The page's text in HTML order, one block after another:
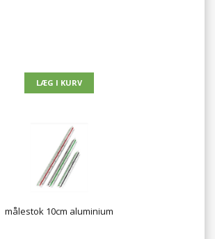
målestok 10cm aluminium